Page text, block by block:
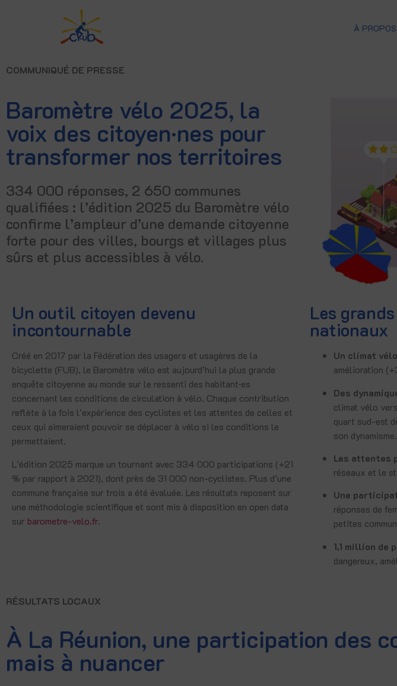
À PROPOS
COMMUNIQUÉ DE PRESSE
Baromètre vélo 2025, la
voix des citoyen·nes pour
transformer nos territoires
334 000 réponses, 2 650 communes
qualifiées : l’édition 2025 du Baromètre vélo
confirme l’ampleur d’une demande citoyenne
forte pour des villes, bourgs et villages plus
sûrs et plus accessibles à vélo.
Un outil citoyen devenu
incontournable
Créé en 2017 par la Fédération des usagers et usagères de la
bicyclette (FUB), le Baromètre vélo est aujourd’hui la plus grande
enquête citoyenne au monde sur le ressenti des habitant·es
concernant les conditions de circulation à vélo. Chaque contribution
reflète à la fois l’expérience des cyclistes et les attentes de celles et
ceux qui aimeraient pouvoir se déplacer à vélo si les conditions le
permettaient.
L’édition 2025 marque un tournant avec 334 000 participations (+21
% par rapport à 2021), dont près de 31 000 non-cyclistes. Plus d’une
commune française sur trois a été évaluée. Les résultats reposent sur
une méthodologie scientifique et sont mis à disposition en open data
sur barometre-velo.fr.
Les
nationaux
Un climat
amélioration
Des
climat vélo
quart sud-est
son dynamisme.
Les attentes
réseaux et le
Une
réponses de
petites
1,1 million de
dangereux,
RÉSULTATS LOCAUX
À La Réunion, une participation des
mais à nuancer